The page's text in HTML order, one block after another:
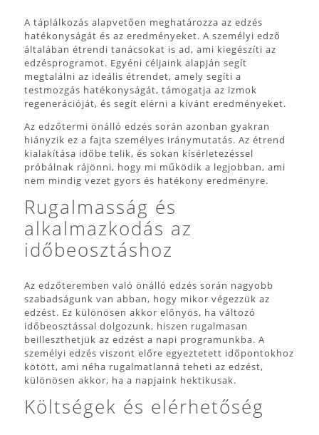
A táplálkozás alapvetően meghatározza az edzés
hatékonyságát és az eredményeket. A személyi edző
általában étrendi tanácsokat is ad, ami kiegészíti az
edzésprogramot. Egyéni céljaink alapján segít
megtalálni az ideális étrendet, amely segíti a
testmozgás hatékonyságát, támogatja az izmok
regenerációját, és segít elérni a kívánt eredményeket.
Az edzőtermi önálló edzés során azonban gyakran
hiányzik ez a fajta személyes iránymutatás. Az étrend
kialakítása időbe telik, és sokan kísérletezéssel
próbálnak rájönni, hogy mi működik a legjobban, ami
nem mindig vezet gyors és hatékony eredményre.
Rugalmasság és
alkalmazkodás az
időbeosztáshoz
Az edzőteremben való önálló edzés során nagyobb
szabadságunk van abban, hogy mikor végezzük az
edzést. Ez különösen akkor előnyös, ha változó
időbeosztással dolgozunk, hiszen rugalmasan
beilleszthetjük az edzést a napi programunkba. A
személyi edzés viszont előre egyeztetett időpontokhoz
kötött, ami néha rugalmatlanná teheti az edzést,
különösen akkor, ha a napjaink hektikusak.
Költségek és elérhetőség